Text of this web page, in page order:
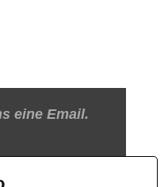
eine Email.